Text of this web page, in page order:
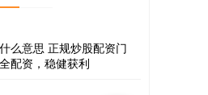
么意思 正规炒股配资门
配资，稳健获利